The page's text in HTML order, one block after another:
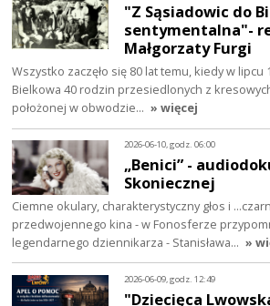
"Z Sąsiadowic do
sentymentalna"-
Małgorzaty Furgi
Wszystko zaczęło się 80 lat temu, kiedy w lipcu
Bielkowa 40 rodzin przesiedlonych z
położonej w obwodzie… » więcej
2026-06-10, godz. 06:00
„Benici” -
Skoniecznej
Ciemne okulary, charakterystyczny głos i
przedwojennego kina - w Fonosferze
legendarnego dziennikarza - Stanisława… »
2026-06-09, godz. 12:49
"Dziecięca